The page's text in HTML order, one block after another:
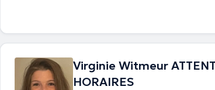
Virginie Witmeur
HORAIRES